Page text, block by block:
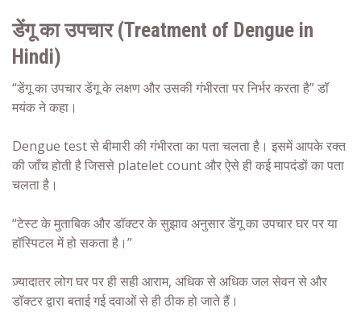
डेंगू का उपचार (Treatment of Dengue in
Hindi)
“डेंगू का उपचारडेंगू के लक्षणऔर उसकी गंभीरता पर निर्भर करता है” डॉ
मयंक ने कहा।
Dengue testसे बीमारी की गंभीरता का पता चलता है। इसमें आपके रक्त
की जाँच होती है जिससे platelet count और ऐसे ही कई मापदंडों का पता
चलता है।
“टेस्ट के मुताबिक और डॉक्टर के सुझाव अनुसार डेंगू का उपचार घर पर या
हॉस्पिटल में हो सकता है।”
ज़्यादातर लोग घर पर ही सही आराम, अधिक से अधिक जल सेवन से और
डॉक्टर द्वारा बताई गई दवाओं से ही ठीक हो जाते हैं।